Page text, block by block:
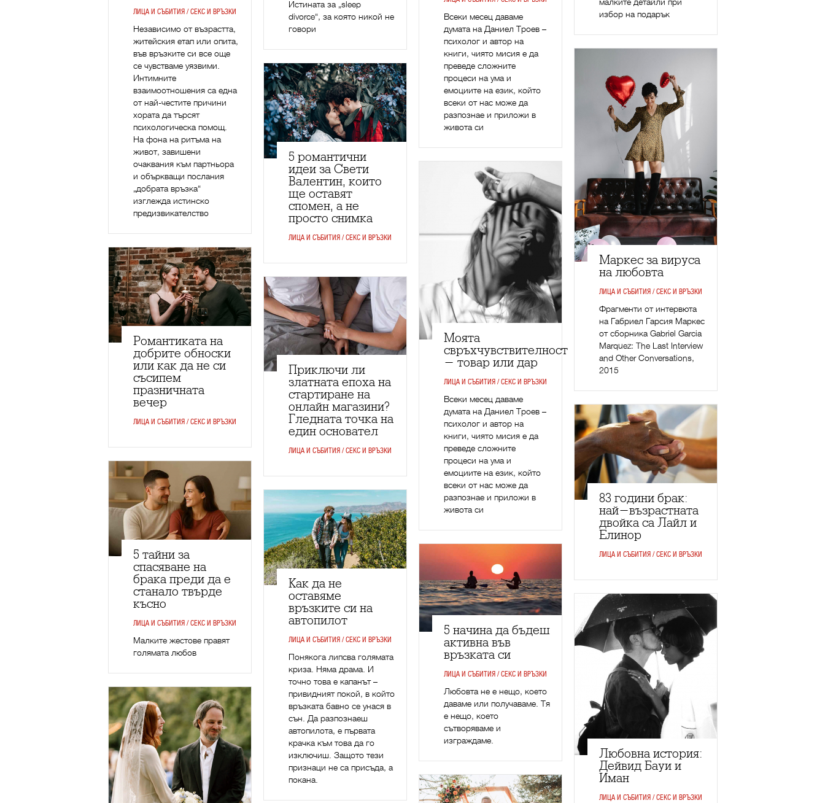
ЛИЦА И СЪБИТИЯ / СЕКС И ВРЪЗКИ
Независимо от възрастта,
житейския етап или опита,
във връзките си все още
се чувстваме уязвими.
Интимните
взаимоотношения са една
от най-честите причини
хората да търсят
психологическа помощ.
На фона на ритъма на
живот, завишени
очаквания към партньора
и объркващи послания
„добрата връзка“
изглежда истинско
предизвикателство
Истината за „sleep
divorce“, за която никой не
говори
Всеки месец даваме
думата на Даниел Троев –
психолог и автор на
книги, чиято мисия е да
преведе сложните
процеси на ума и
емоциите на език, който
всеки от нас може да
разпознае и приложи в
живота си
избор на подарък
Маркес за вируса
на любовта
ЛИЦА И СЪБИТИЯ / СЕКС И ВРЪЗКИ
Фрагменти от интервюта
на Габриел Гарсия Маркес
от сборника Gabriel Garcia
Marquez: The Last Interview
and Other Conversations,
2015
5 романтични
идеи за Свети
Валентин, които
ще оставят
спомен, а не
просто снимка
ЛИЦА И СЪБИТИЯ / СЕКС И ВРЪЗКИ
Моята
свръхчувствителност
- товар или дар
ЛИЦА И СЪБИТИЯ / СЕКС И ВРЪЗКИ
Всеки месец даваме
думата на Даниел Троев –
психолог и автор на
книги, чиято мисия е да
преведе сложните
процеси на ума и
емоциите на език, който
всеки от нас може да
разпознае и приложи в
живота си
Романтиката на
добрите обноски
или как да не си
съсипем
празничната
вечер
ЛИЦА И СЪБИТИЯ / СЕКС И ВРЪЗКИ
Приключи ли
златната епоха на
стартиране на
онлайн магазини?
Гледната точка на
един основател
ЛИЦА И СЪБИТИЯ / СЕКС И ВРЪЗКИ
83 години брак:
най-възрастната
двойка са Лайл и
Елинор
ЛИЦА И СЪБИТИЯ / СЕКС И ВРЪЗКИ
5 тайни за
спасяване на
брака преди да е
станало твърде
късно
ЛИЦА И СЪБИТИЯ / СЕКС И ВРЪЗКИ
Малките жестове правят
голямата любов
Как да не
оставяме
връзките си на
автопилот
ЛИЦА И СЪБИТИЯ / СЕКС И ВРЪЗКИ
Понякога липсва голямата
криза. Няма драма. И
точно това е капанът –
привидният покой, в който
връзката бавно се унася в
сън. Да разпознаеш
автопилота, е първата
крачка към това да го
изключиш. Защото тези
признаци не са присъда, а
покана.
5 начина да бъдеш
активна във
връзката си
ЛИЦА И СЪБИТИЯ / СЕКС И ВРЪЗКИ
Любовта не е нещо, което
даваме или получаваме. Тя
е нещо, което
сътворяваме и
изграждаме.
Любовна история:
Дейвид Бауи и
Иман
ЛИЦА И СЪБИТИЯ / СЕКС И ВРЪЗКИ